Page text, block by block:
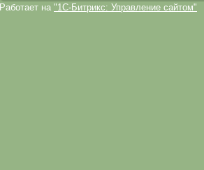
Работает на "1C-Битрикс: Управление сайтом"